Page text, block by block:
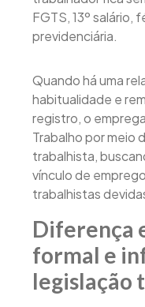
FGTS, 13º salário,
previdenciária.
Quando há uma
habitualidade e
registro, o
Trabalho por meio
trabalhista,
vínculo de
trabalhistas
Diferença
formal e
legislação